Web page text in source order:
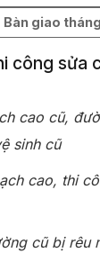
Bàn giao
công sửa
cao cũ,
sinh cũ
cao, thi
cũ bị rêu